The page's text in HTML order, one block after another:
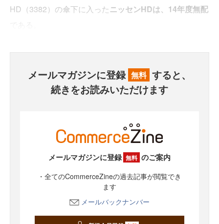
HD（3382）の傘下に入ったニッセンHDは、14年度無配
メールマガジンに登録 無料 すると、
続きをお読みいただけます
メールマガジンに登録 無料 のご案内
・全てのCommerceZineの過去記事が閲覧でき
ます
メールバックナンバー